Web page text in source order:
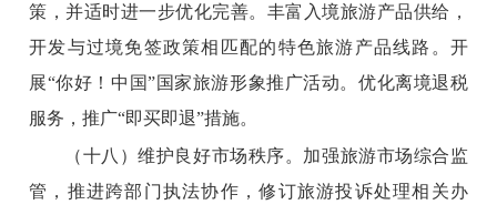
策，并适时进一步优化完善。丰富入境旅游产品供给，
开发与过境免签政策相匹配的特色旅游产品线路。开
展“你好！中国”国家旅游形象推广活动。优化离境退税
服务，推广“即买即退”措施。
（十八）维护良好市场秩序。 加强旅游市场综合监
管，推进跨部门执法协作，修订旅游投诉处理相关办